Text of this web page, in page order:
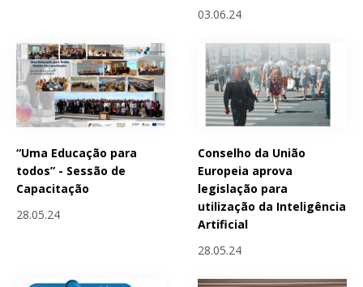
03.06.24
“Uma Educação para
todos” - Sessão de
Capacitação
28.05.24
Conselho da União
Europeia aprova
legislação para
utilização da Inteligência
Artificial
28.05.24